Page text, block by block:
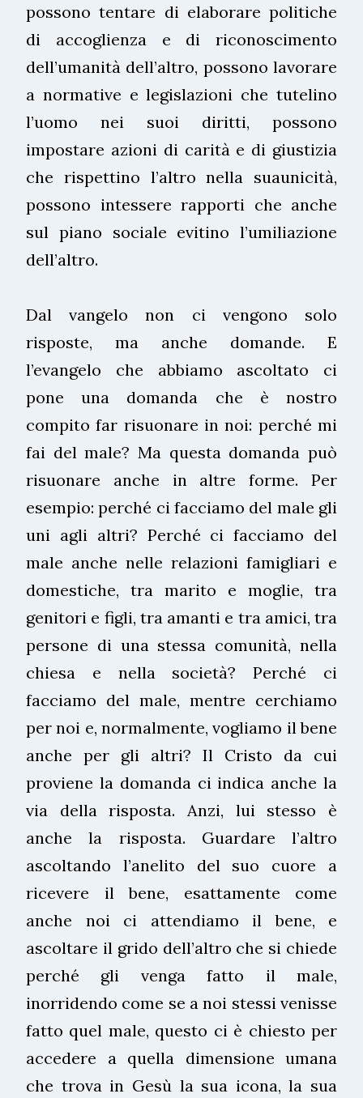
possono tentare di elaborare politiche
di accoglienza e di riconoscimento
dell’umanità dell’altro, possono lavorare
a normative e legislazioni che tutelino
l’uomo nei suoi diritti, possono
impostare azioni di carità e di giustizia
che rispettino l’altro nella suaunicità,
possono intessere rapporti che anche
sul piano sociale evitino l’umiliazione
dell’altro.
Dal vangelo non ci vengono solo
risposte, ma anche domande. E
l’evangelo che abbiamo ascoltato ci
pone una domanda che è nostro
compito far risuonare in noi: perché mi
fai del male? Ma questa domanda può
risuonare anche in altre forme. Per
esempio: perché ci facciamo del male gli
uni agli altri? Perché ci facciamo del
male anche nelle relazioni famigliari e
domestiche, tra marito e moglie, tra
genitori e figli, tra amanti e tra amici, tra
persone di una stessa comunità, nella
chiesa e nella società? Perché ci
facciamo del male, mentre cerchiamo
per noi e, normalmente, vogliamo il bene
anche per gli altri? Il Cristo da cui
proviene la domanda ci indica anche la
via della risposta. Anzi, lui stesso è
anche la risposta. Guardare l’altro
ascoltando l’anelito del suo cuore a
ricevere il bene, esattamente come
anche noi ci attendiamo il bene, e
ascoltare il grido dell’altro che si chiede
perché gli venga fatto il male,
inorridendo come se a noi stessi venisse
fatto quel male, questo ci è chiesto per
accedere a quella dimensione umana
che trova in Gesù la sua icona, la sua